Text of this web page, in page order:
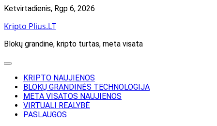
Skip
content
Ketvirtadienis, Rgp 6, 2026
Kripto Plius.LT
Blokų grandinė, kripto turtas, meta visata
KRIPTO NAUJIENOS
BLOKŲ GRANDINĖS TECHNOLOGIJA
META VISATOS NAUJIENOS
VIRTUALI REALYBĖ
PASLAUGOS